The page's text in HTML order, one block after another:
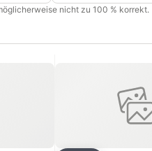
nicht zu 100 % korrekt.